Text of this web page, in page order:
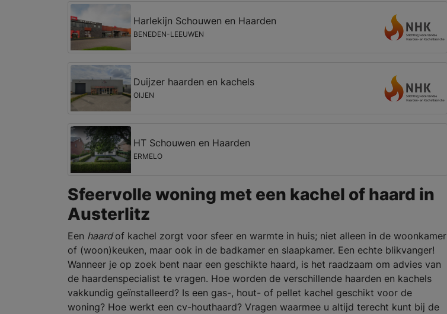
Harlekijn Schouwen en Haarden
BENEDEN-LEEUWEN
Duijzer haarden en kachels
OIJEN
HT Schouwen en Haarden
ERMELO
Sfeervolle woning met een kachel of haard in
Austerlitz
Een haard of kachel zorgt voor sfeer en warmte in huis; niet alleen in de woonkamer
of (woon)keuken, maar ook in de badkamer en slaapkamer. Een echte blikvanger!
Wanneer je op zoek bent naar een geschikte haard, is het raadzaam om advies van
de haardenspecialist te vragen. Hoe worden de verschillende haarden en kachels
vakkundig geïnstalleerd? Is een gas-, hout- of pellet kachel geschikt voor de
woning? Hoe werkt een cv-houthaard? Vragen waarmee u altijd terecht kunt bij de